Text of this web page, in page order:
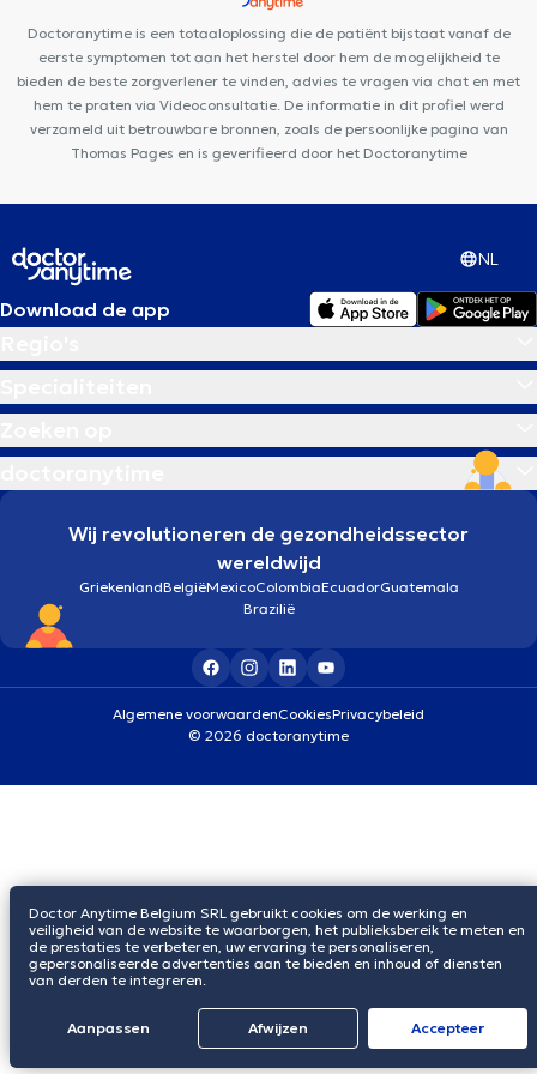
WKL Sourire
Medinsport WestDent Medical Center
Clinique
du Prince
Doctoranytime is een totaaloplossing die de patiënt bijstaat vanaf de
eerste symptomen tot aan het herstel door hem de mogelijkheid te
bieden de beste zorgverlener te vinden, advies te vragen via chat en met
hem te praten via Videoconsultatie. De informatie in dit profiel werd
verzameld uit betrouwbare bronnen, zoals de persoonlijke pagina van
Thomas Pages en is geverifieerd door het Doctoranytime
NL
Download de app
Wij revolutioneren de gezondheidssector
wereldwijd
GriekenlandBelgiëMexicoColombiaEcuadorGuatemala
Brazilië
Algemene voorwaardenCookiesPrivacybeleid
© 2026 doctoranytime
Doctor Anytime Belgium SRL gebruikt cookies om de werking en
veiligheid van de website te waarborgen, het publieksbereik te meten en
de prestaties te verbeteren, uw ervaring te personaliseren,
gepersonaliseerde advertenties aan te bieden en inhoud of diensten
van derden te integreren.
Aanpassen Afwijzen Αccepteer